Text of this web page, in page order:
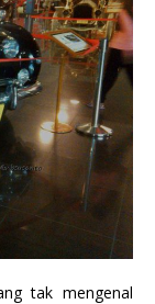
tak mengenal